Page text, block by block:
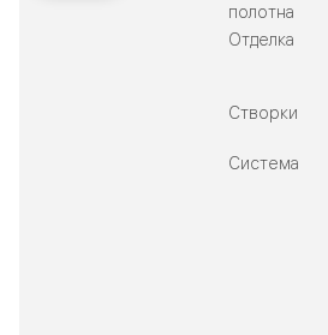
полотна
Отделка
Створки
Система